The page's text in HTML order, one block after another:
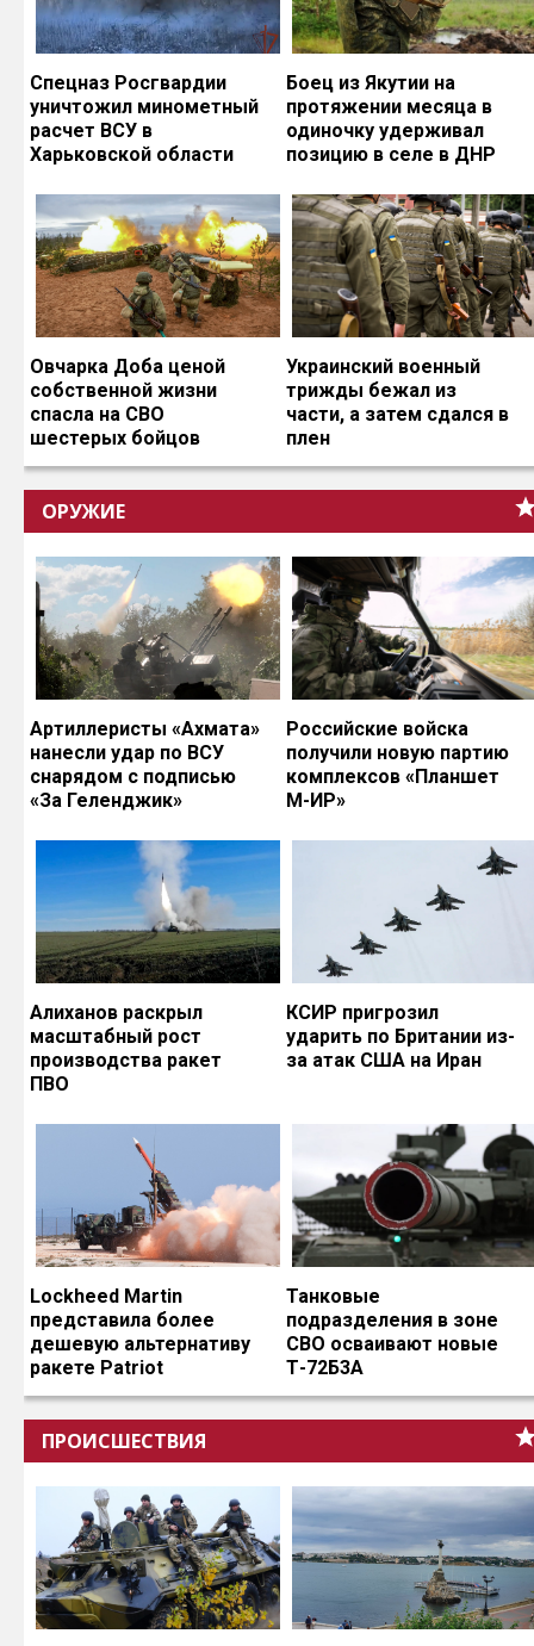
Спецназ Росгвардии
уничтожил минометный
расчет ВСУ в
Харьковской области
Боец из Якутии на
протяжении месяца в
одиночку удерживал
позицию в селе в ДНР
Овчарка Доба ценой
собственной жизни
спасла на СВО
шестерых бойцов
Украинский военный
трижды бежал из
части, а затем сдался в
плен
ОРУЖИЕ
Артиллеристы «Ахмата»
нанесли удар по ВСУ
снарядом с подписью
«За Геленджик»
Российские войска
получили новую партию
комплексов «Планшет
М-ИР»
Алиханов раскрыл
масштабный рост
производства ракет
ПВО
КСИР пригрозил
ударить по Британии из-
за атак США на Иран
Lockheed Martin
представила более
дешевую альтернативу
ракете Patriot
Танковые
подразделения в зоне
СВО осваивают новые
Т-72Б3А
ПРОИСШЕСТВИЯ